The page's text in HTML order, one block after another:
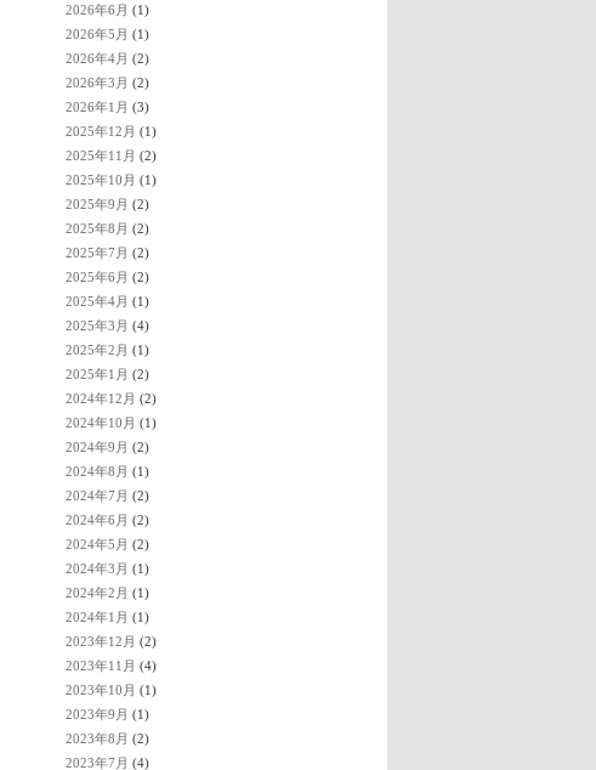
2026年6月 (1)
2026年5月 (1)
2026年4月 (2)
2026年3月 (2)
2026年1月 (3)
2025年12月 (1)
2025年11月 (2)
2025年10月 (1)
2025年9月 (2)
2025年8月 (2)
2025年7月 (2)
2025年6月 (2)
2025年4月 (1)
2025年3月 (4)
2025年2月 (1)
2025年1月 (2)
2024年12月 (2)
2024年10月 (1)
2024年9月 (2)
2024年8月 (1)
2024年7月 (2)
2024年6月 (2)
2024年5月 (2)
2024年3月 (1)
2024年2月 (1)
2024年1月 (1)
2023年12月 (2)
2023年11月 (4)
2023年10月 (1)
2023年9月 (1)
2023年8月 (2)
2023年7月 (4)